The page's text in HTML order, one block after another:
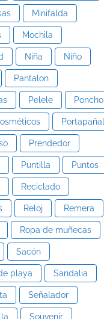
Minifalda
Mochila
Niña Niño
Pantalon
Pelele Poncho
Portapañal
Prendedor
Puntilla Puntos
Reciclado
Reloj Remera
Ropa de muñecas
Sacón
playa Sandalia
Señalador
Souvenir